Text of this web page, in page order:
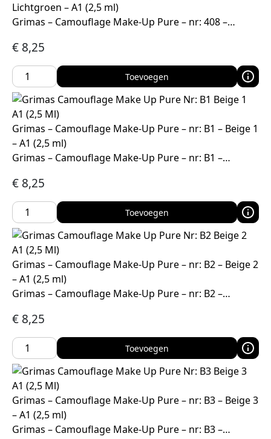
Lichtgroen – A1 (2,5 ml)
Grimas – Camouflage Make-Up Pure – nr: 408 –…
€ 8,25
Toevoegen
Grimas – Camouflage Make-Up Pure – nr: B1 – Beige 1
– A1 (2,5 ml)
Grimas – Camouflage Make-Up Pure – nr: B1 –…
€ 8,25
Toevoegen
Grimas – Camouflage Make-Up Pure – nr: B2 – Beige 2
– A1 (2,5 ml)
Grimas – Camouflage Make-Up Pure – nr: B2 –…
€ 8,25
Toevoegen
Grimas – Camouflage Make-Up Pure – nr: B3 – Beige 3
– A1 (2,5 ml)
Grimas – Camouflage Make-Up Pure – nr: B3 –…